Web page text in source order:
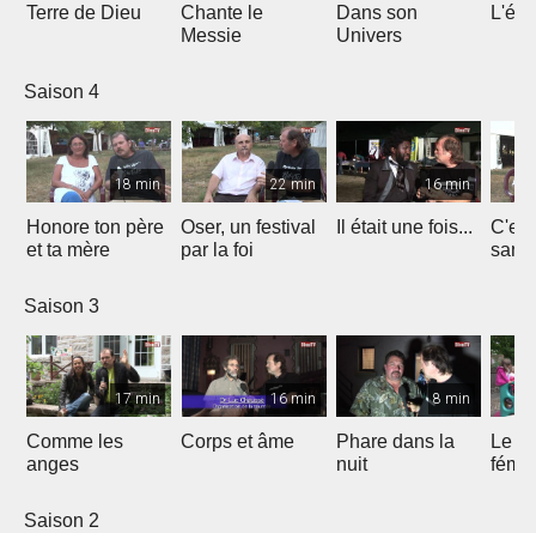
Terre de Dieu
Chante le
Messie
Dans son
Univers
Saison 4
18 min
Honore ton père
et ta mère
22 min
Oser, un festival
par la foi
16 min
Il était une fois...
Saison 3
17 min
Comme les
anges
16 min
Corps et âme
8 min
Phare dans la
nuit
Le
Saison 2